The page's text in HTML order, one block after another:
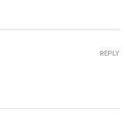
REPLY